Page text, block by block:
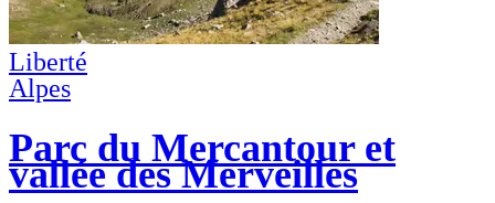
Liberté
Alpes
Parc du Mercantour et
vallée des Merveilles